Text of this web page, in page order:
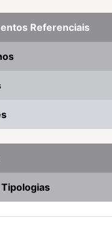
Referenciais